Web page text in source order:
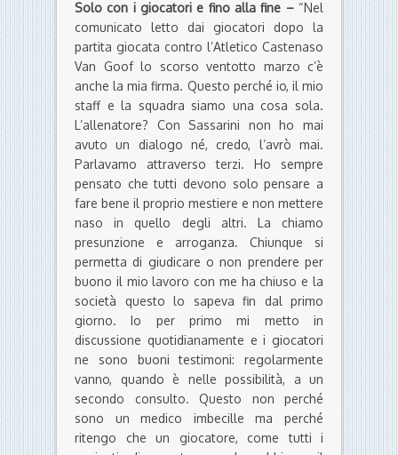
Solo con i giocatori e fino alla fine –“Nel
comunicato letto dai giocatori dopo la
partita giocata contro l’Atletico Castenaso
Van Goof lo scorso ventotto marzo c’è
anche la mia firma. Questo perché io, il mio
staff e la squadra siamo una cosa sola.
L’allenatore? Con Sassarini non ho mai
avuto un dialogo né, credo, l’avrò mai.
Parlavamo attraverso terzi. Ho sempre
pensato che tutti devono solo pensare a
fare bene il proprio mestiere e non mettere
naso in quello degli altri. La chiamo
presunzione e arroganza. Chiunque si
permetta di giudicare o non prendere per
buono il mio lavoro con me ha chiuso e la
società questo lo sapeva fin dal primo
giorno. Io per primo mi metto in
discussione quotidianamente e i giocatori
ne sono buoni testimoni: regolarmente
vanno, quando è nelle possibilità, a un
secondo consulto. Questo non perché
sono un medico imbecille ma perché
ritengo che un giocatore, come tutti i